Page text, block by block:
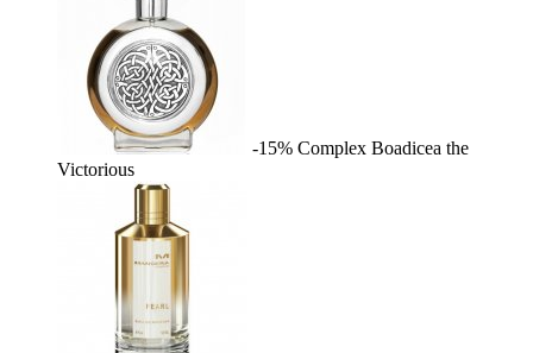
-15% Complex Boadicea the
Victorious